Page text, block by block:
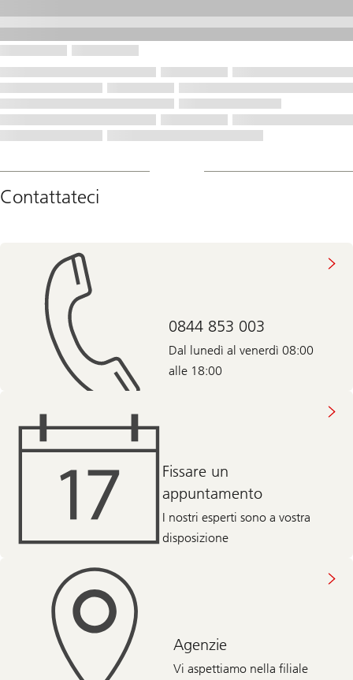
Contattateci
0844 853 003
Dal lunedì al venerdì 08:00
alle 18:00
Fissare un
appuntamento
I nostri esperti sono a vostra
disposizione
Agenzie
Vi aspettiamo nella filiale